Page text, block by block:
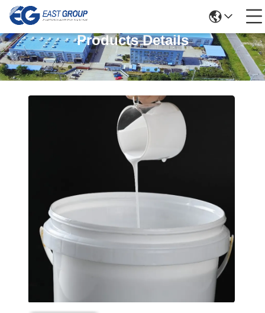
Products Details